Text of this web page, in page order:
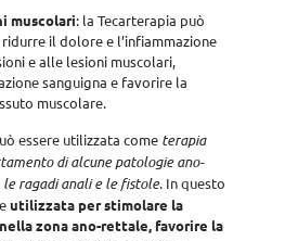
muscolari: la Tecarterapia può
il dolore e l’infiammazione
e alle lesioni muscolari,
sanguigna e favorire la
muscolare.
essere utilizzata come terapia
di alcune patologie ano-
ragadi anali e le fistole. In questo
utilizzata per stimolare la
zona ano-rettale, favorire la